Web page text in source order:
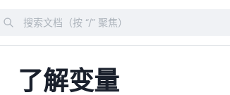
Search
了解变量